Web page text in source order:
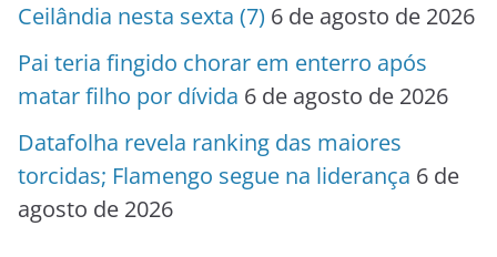
Ceilândia nesta sexta (7) 6 de agosto de 2026
Pai teria fingido chorar em enterro após
matar filho por dívida 6 de agosto de 2026
Datafolha revela ranking das maiores
torcidas; Flamengo segue na liderança 6 de
agosto de 2026